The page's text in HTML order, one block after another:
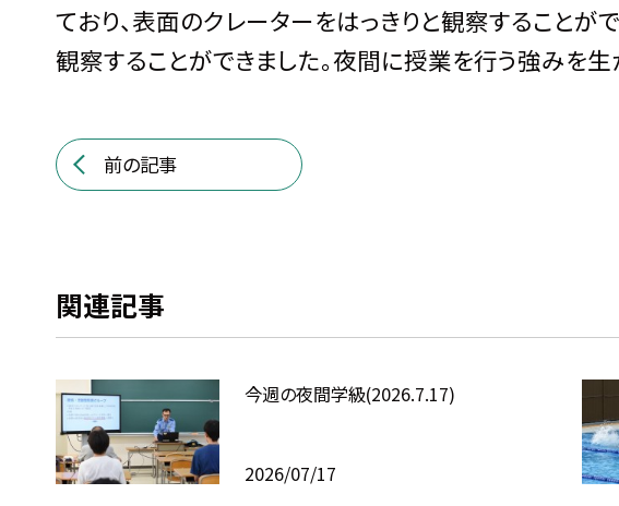
ており、表面のクレーターをはっきりと観察することが
観察することができました。夜間に授業を行う強みを生
前の記事
関連記事
今週の夜間学級(2026.7.17)
2026/07/17